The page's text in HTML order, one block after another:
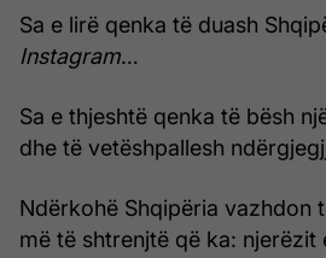
Sa e lirë qenka të duash
Instagram…
Sa e thjeshtë qenka të bësh
dhe të vetëshpallesh
Ndërkohë Shqipëria vazhdon
më të shtrenjtë që ka: njerëzit